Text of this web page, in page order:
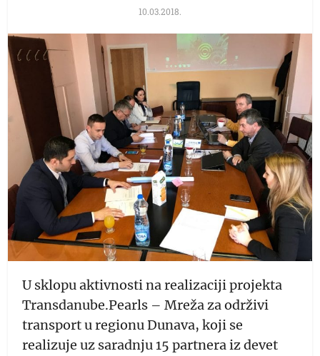
10.03.2018.
U sklopu aktivnosti na realizaciji projekta
Transdanube.Pearls – Mreža za održivi
transport u regionu Dunava, koji se
realizuje uz saradnju 15 partnera iz devet